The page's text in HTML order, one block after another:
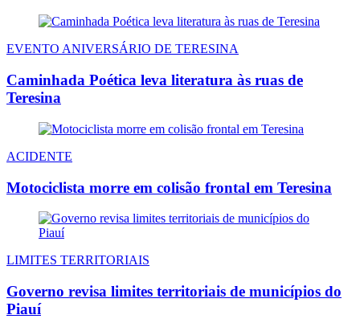
EVENTO ANIVERSÁRIO DE TERESINA
Caminhada Poética leva literatura às ruas de
Teresina
ACIDENTE
Motociclista morre em colisão frontal em Teresina
LIMITES TERRITORIAIS
Governo revisa limites territoriais de municípios do
Piauí